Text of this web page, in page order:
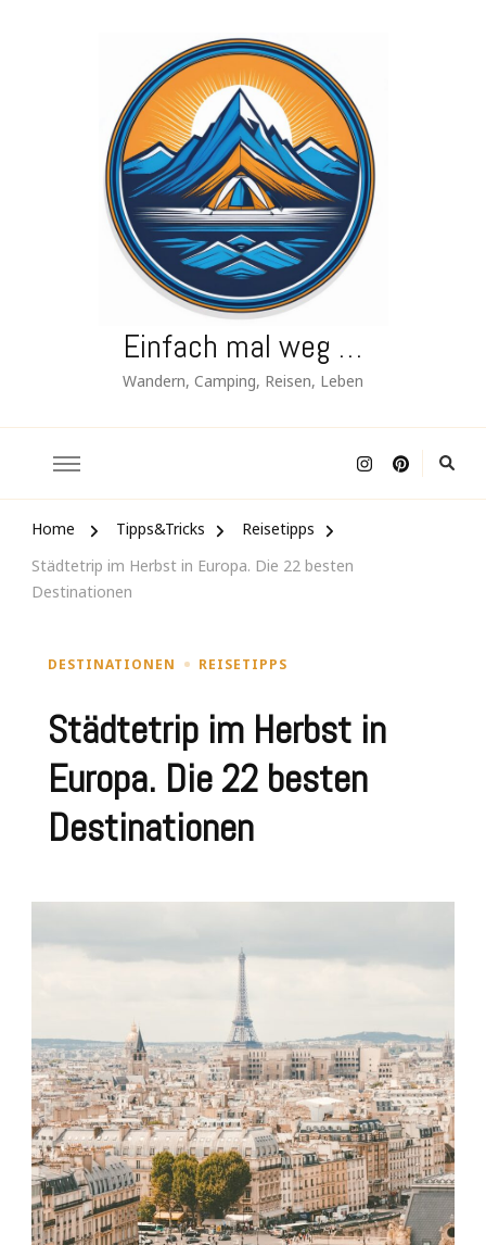
Einfach mal weg …
Wandern, Camping, Reisen, Leben
Home Tipps&Tricks
Reisetipps
Städtetrip im Herbst in Europa. Die 22 besten
Destinationen
DESTINATIONEN REISETIPPS
Städtetrip im Herbst in
Europa. Die 22 besten
Destinationen